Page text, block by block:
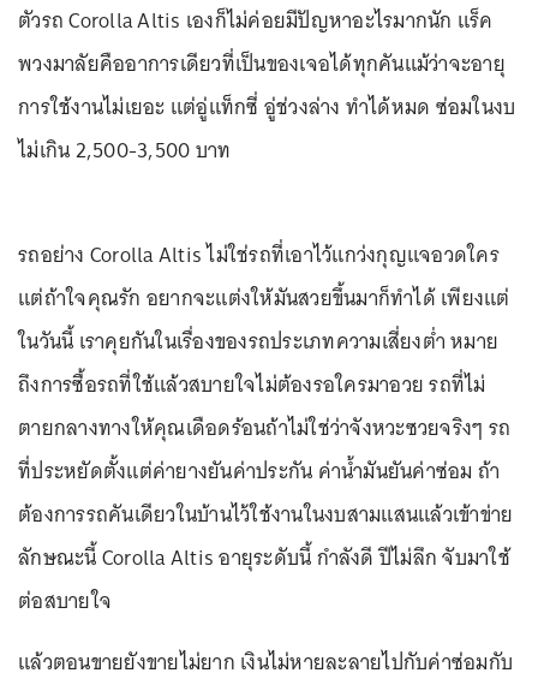
ตัวรถ Corolla Altis เองก็ไม่ค่อยมีปัญหาอะไรมากนัก แร็ค
พวงมาลัยคืออาการเดียวที่เป็นของเจอได้ทุกคันแม้ว่าจะอายุ
การใช้งานไม่เยอะ แต่อู่แท็กซี่ อู่ช่วงล่าง ทำได้หมด ซ่อมในงบ
ไม่เกิน 2,500-3,500 บาท
รถอย่าง Corolla Altis ไม่ใช่รถที่เอาไว้แกว่งกุญแจอวดใคร
แต่ถ้าใจคุณรัก อยากจะแต่งให้มันสวยขึ้นมาก็ทำได้ เพียงแต่
ในวันนี้ เราคุยกันในเรื่องของรถประเภทความเสี่ยงต่ำ หมาย
ถึงการซื้อรถที่ใช้แล้วสบายใจไม่ต้องรอใครมาอวย รถที่ไม่
ตายกลางทางให้คุณเดือดร้อนถ้าไม่ใช่ว่าจังหวะซวยจริงๆ รถ
ที่ประหยัดตั้งแต่ค่ายางยันค่าประกัน ค่าน้ำมันยันค่าซ่อม ถ้า
ต้องการรถคันเดียวในบ้านไว้ใช้งานในงบสามแสนแล้วเข้าข่าย
ลักษณะนี้ Corolla Altis อายุระดับนี้ กำลังดี ปีไม่ลึก จับมาใช้
ต่อสบายใจ
แล้วตอนขายยังขายไม่ยาก เงินไม่หายละลายไปกับค่าซ่อมกับ